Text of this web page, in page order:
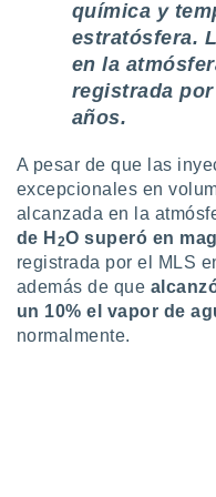
crear un
uso de
la
contenido
medir el
de la
el
del
de
química y
estratósfera.
en la
registrada
años.
A pesar de que las
excepcionales en
alcanzada en la
de H 2O superó en
registrada por el MLS
además de que
un 10% el vapor de
normalmente.